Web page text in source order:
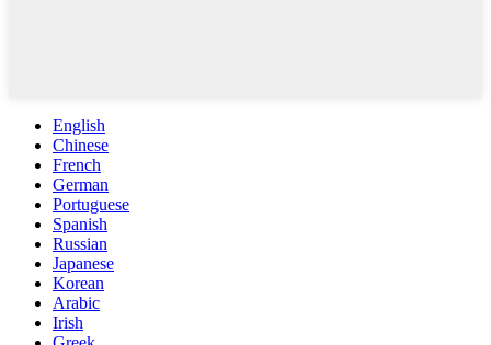
English
Chinese
French
German
Portuguese
Spanish
Russian
Japanese
Korean
Arabic
Irish